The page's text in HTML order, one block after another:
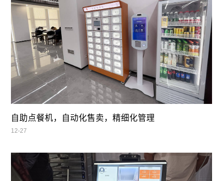
自助点餐机，自动化售卖，精细化管理
12-27